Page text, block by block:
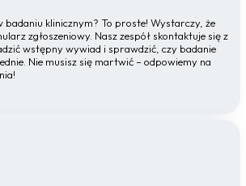
badaniu klinicznym? To proste! Wystarczy, że
zgłoszeniowy. Nasz zespół skontaktuje się z
wstępny wywiad i sprawdzić, czy badanie
Nie musisz się martwić – odpowiemy na